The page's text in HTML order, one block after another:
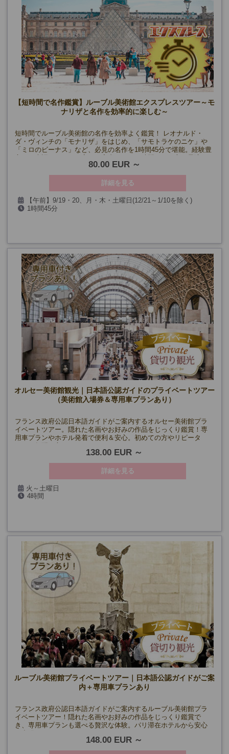
【短時間で名作鑑賞】ルーブル美術館エクスプレスツアー～モ
ナリザと名作を効率的に楽しむ～
短時間でルーブル美術館の名作を効率よく鑑賞！ レオナルド・
ダ・ヴィンチの「モナリザ」をはじめ、「サモトラケのニケ」や
「ミロのビーナス」など、必見の名作を1時間45分で堪能。経験豊
80.00 EUR
詳細を見る
【午前】9/19・20、月・木・土曜日(12/21～1/10を除く)
【午後】9/18・19・20、水・金・日曜日(12/21～1/10、2-3月の日
《午前》
9月19日、20日
10月3日、5日、10日、29日、11月21日
《午後》
9月18日、19日、20日
10月23日
1時間45分
オルセー美術館観光｜日本語公認ガイドのプライベートツアー
（美術館入場券＆専用車プランあり）
フランス政府公認日本語ガイドがご案内するオルセー美術館プラ
イベートツアー。隠れた名画やお好みの作品をじっくり鑑賞！専
用車プランやホテル発着で便利＆安心。初めての方やリピータ
138.00 EUR
詳細を見る
火～土曜日
(5/1・8・14、7/14、8/15、9/19、11/11、12/24・25・31、1/1を
4時間
ルーブル美術館プライベートツアー｜日本語公認ガイドがご案
内＋専用車プランあり
フランス政府公認日本語ガイドがご案内するルーブル美術館プラ
イベートツアー！隠れた名画やお好みの作品をじっくり鑑賞で
き、専用車プランも選べる贅沢な体験。パリ滞在ホテルから安心
148.00 EUR